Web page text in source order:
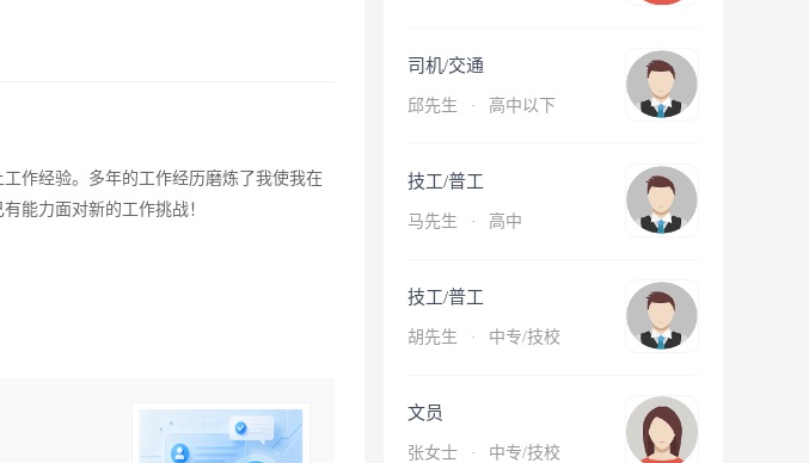
作经验。多年的工作经历磨炼了我使我在
能力面对新的工作挑战！
司机/交通
邱先生 · 高中以下
技工/普工
马先生 · 高中
技工/普工
胡先生 · 中专/技校
文员
张女士 · 中专/技校